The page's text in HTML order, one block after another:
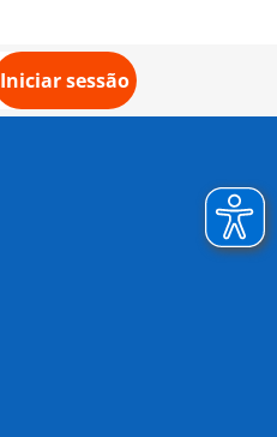
Iniciar sessão